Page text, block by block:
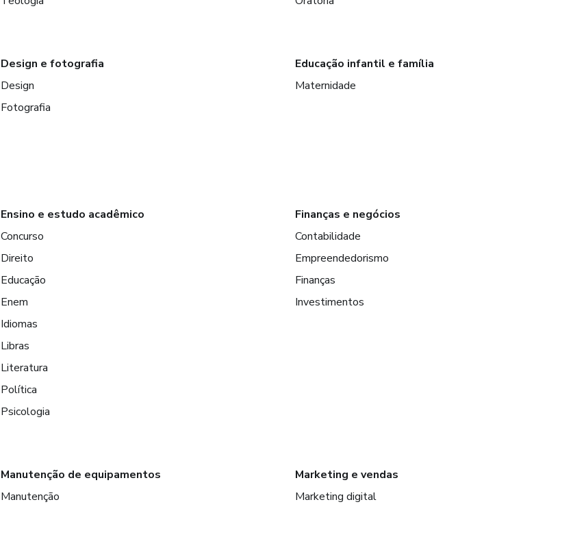
Design e fotografia
Design
Fotografia
Educação infantil e família
Maternidade
Ensino e estudo acadêmico
Concurso
Direito
Educação
Enem
Idiomas
Libras
Literatura
Política
Psicologia
Finanças e negócios
Contabilidade
Empreendedorismo
Finanças
Investimentos
Manutenção de equipamentos
Manutenção
Marketing e vendas
Marketing digital